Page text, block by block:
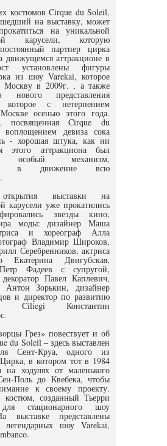
костюмов Cirque du Soleil,
на выставку, может
на уникальной
карусели, которую
партнер цирка
движущемся аттракционе в
установлены фигуры
из шоу Varekai, которое
Москву в 2009г. , а также
представления
которое с нетерпением
осенью этого года.
посвященная Cirque du
воплощением девиза сока
- хорошая штука, как ни
этого аттракциона был
особый механизм,
в движение всю
выставки на
карусели уже прокатились
звезды кино,
моды: дизайнер Маша
и хореограф Алла
Владимир Широков,
Серебренников, актриса
Екатерина Двигубская,
Фадеев с супругой,
Павел Каплевич,
Антон Зорькин, дизайнер
и директор по развитию
Константин
Грез» повествует и об
du Soleil – здесь выставлен
Сент-Круа, одного из
в котором тот в 1984
на ходулях от маленького
Поль до Квебека, чтобы
к своему проекту.
костюм, созданный Тьерри
стационарного шоу
выставке представлены
шоу Varekai,